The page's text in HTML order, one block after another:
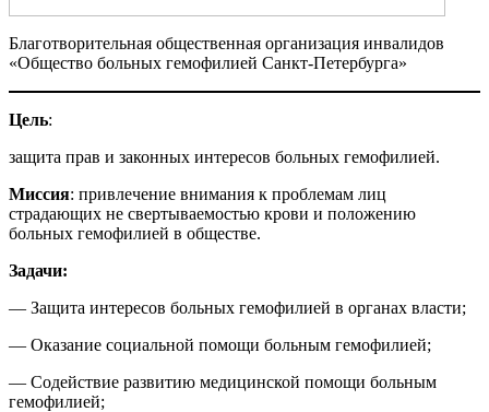
Благотворительная общественная организация инвалидов
«Общество больных гемофилией Санкт-Петербурга»
Цель:
защита прав и законных интересов больных гемофилией.
Миссия: привлечение внимания к проблемам лиц
страдающих не свертываемостью крови и положению
больных гемофилией в обществе.
Задачи:
— Защита интересов больных гемофилией в органах власти;
— Оказание социальной помощи больным гемофилией;
— Содействие развитию медицинской помощи больным
гемофилией;